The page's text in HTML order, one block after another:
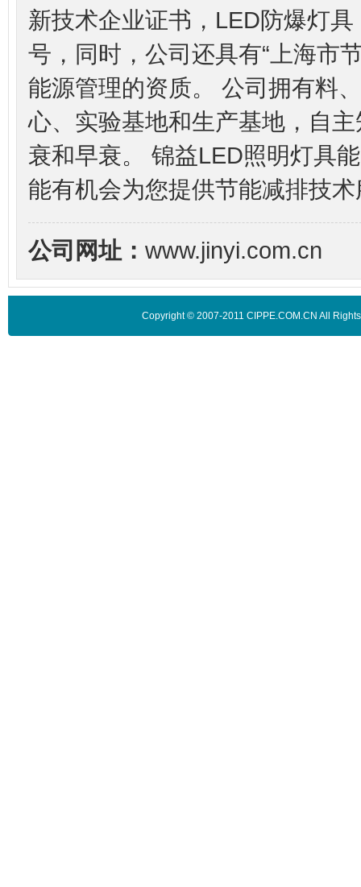
新技术企业证书，LED防爆灯
号，同时，公司还具有“上海市
能源管理的资质。 公司拥有料
心、实验基地和生产基地，自
衰和早衰。 锦益LED照明灯具
能有机会为您提供节能减排技
公司网址： www.jinyi.com.cn
Copyright © 2007-2011 CIPPE.COM.CN All